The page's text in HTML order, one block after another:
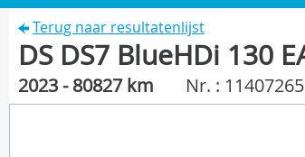
Terug naar resultatenlijst
DS DS7 BlueHDi 130
2023 - 80827 km Nr. : 11407265